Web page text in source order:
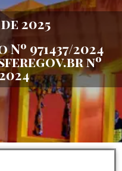
2025
971437/2024
nº